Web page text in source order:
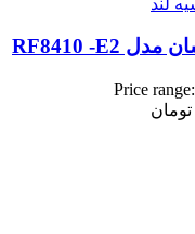
Price range: